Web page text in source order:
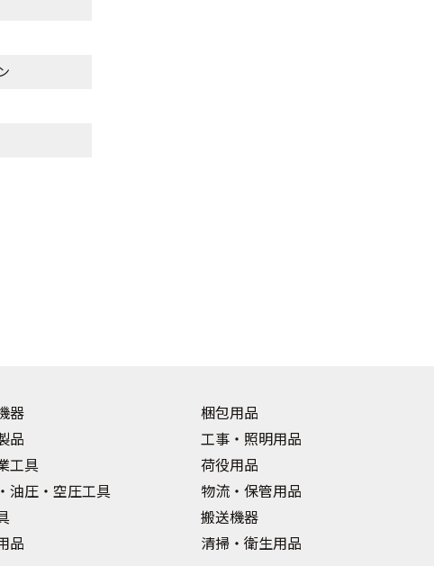
器
品
工具
油圧・空圧工具
品
梱包用品
工事・照明用品
荷役用品
物流・保管用品
搬送機器
清掃・衛生用品